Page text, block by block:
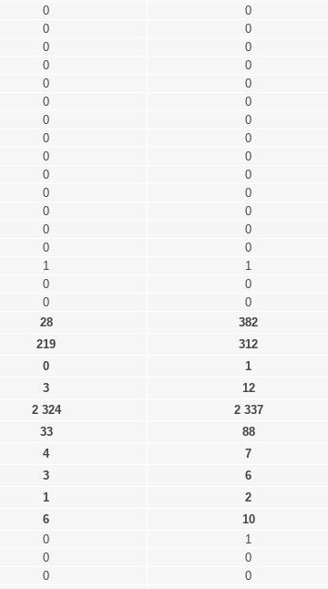
0 0
0 0
0 0
0 0
0 0
0 0
0 0
0 0
0 0
0 0
0 0
0 0
0 0
0 0
1 1
0 0
0 0
28 382
219 312
0 1
3 12
2 324 2 337
33 88
4 7
3 6
1 2
6 10
0 1
0 0
0 0